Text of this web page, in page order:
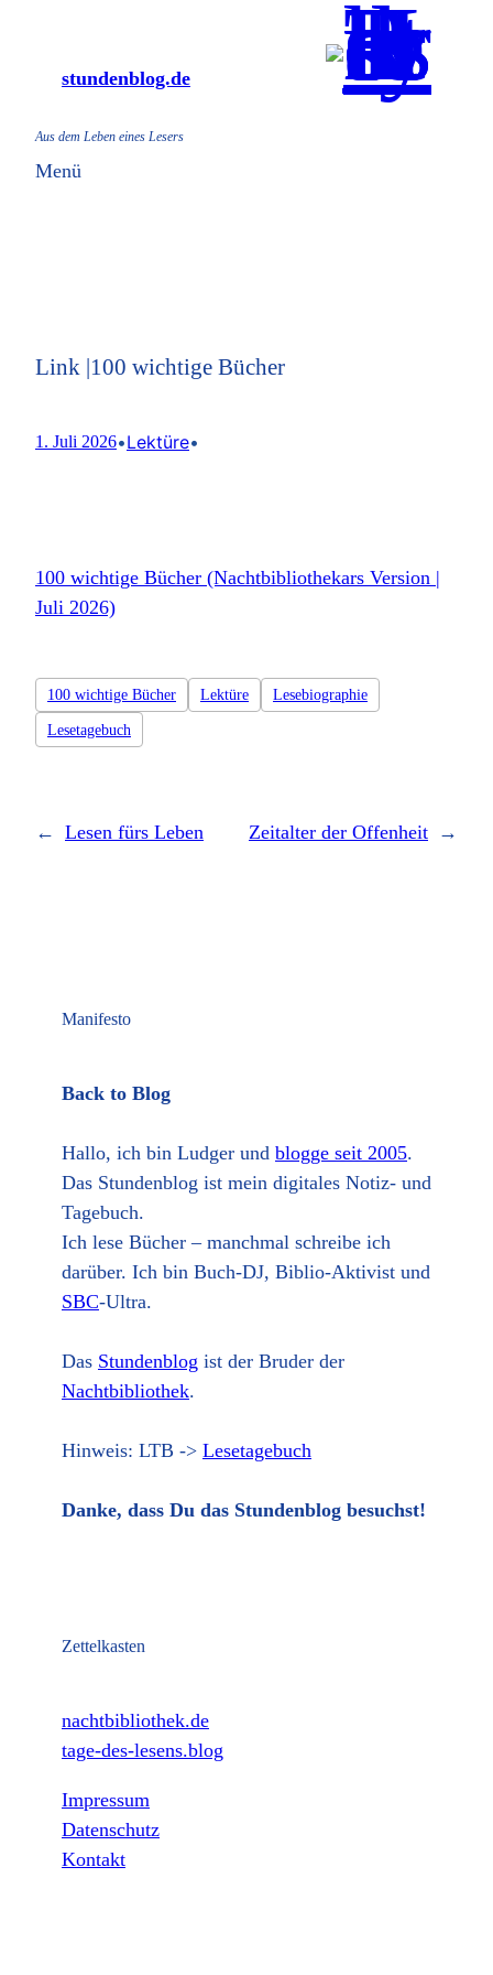
springenstundenblog.de
Aus dem Leben eines Lesers
Menü
Link |100 wichtige Bücher
1. Juli 2026•Lektüre•
100 wichtige Bücher (Nachtbibliothekars Version |
Juli 2026)
100 wichtige Bücher Lektüre Lesebiographie
Lesetagebuch
← Lesen fürs Leben Zeitalter der Offenheit →
Manifesto
Back to Blog
Hallo, ich bin Ludger und blogge seit 2005.
Das Stundenblog ist mein digitales Notiz- und
Tagebuch.
Ich lese Bücher – manchmal schreibe ich
darüber. Ich bin Buch-DJ, Biblio-Aktivist und
SBC-Ultra.
Das Stundenblog ist der Bruder der
Nachtbibliothek.
Hinweis: LTB -> Lesetagebuch
Danke, dass Du das Stundenblog besuchst!
Zettelkasten
nachtbibliothek.de
tage-des-lesens.blog
Impressum
Datenschutz
Kontakt